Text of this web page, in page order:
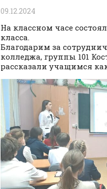
09.12.2024
На классном часе
класса.
Благодарим за
колледжа, группы 101
рассказали учащимся